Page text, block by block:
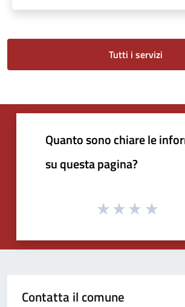
Tutti i servizi
Quanto sono chiare le
su questa pagina?
Contatta il comune